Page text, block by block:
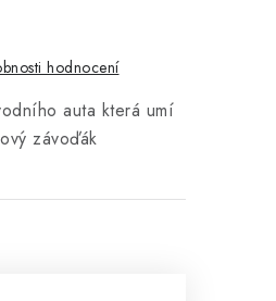
hodnocení
auta která umí
závoďák